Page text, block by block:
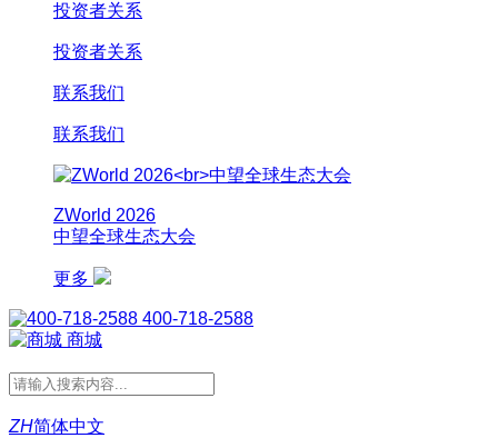
投资者关系
投资者关系
联系我们
联系我们
ZWorld 2026
中望全球生态大会
更多
400-718-2588
商城
ZH简体中文